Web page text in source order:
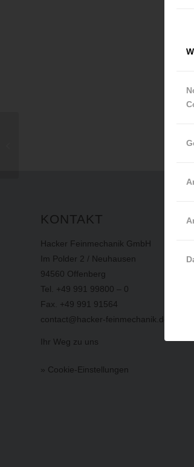
KONTAKT
Hacker Feinmechanik GmbH
Im Polder 2 / Neuhausen
94560 Offenberg
Tel. +49 991 99800 – 0
Fax. +49 991 91564
contact@hacker-feinmechanik.de
Ihr Weg zu uns
» Cookie-Einstellungen